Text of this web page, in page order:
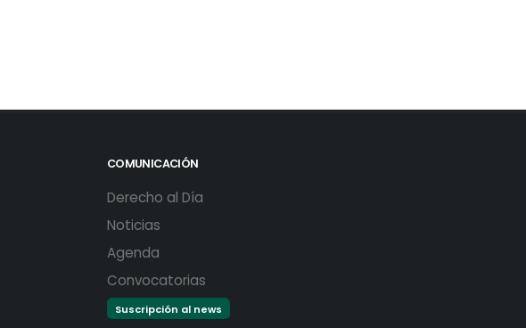
COMUNICACIÓN
Derecho al Día
Noticias
Agenda
Convocatorias
Suscripción al news